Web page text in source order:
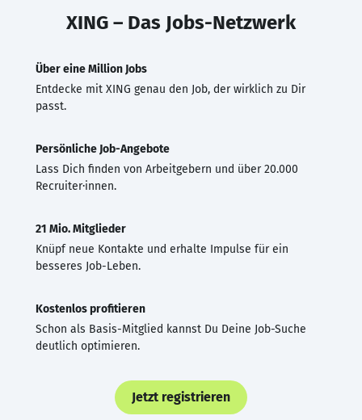
XING – Das Jobs-Netzwerk
Über eine Million Jobs
Entdecke mit XING genau den Job, der wirklich zu Dir
passt.
Persönliche Job-Angebote
Lass Dich finden von Arbeitgebern und über 20.000
Recruiter·innen.
21 Mio. Mitglieder
Knüpf neue Kontakte und erhalte Impulse für ein
besseres Job-Leben.
Kostenlos profitieren
Schon als Basis-Mitglied kannst Du Deine Job-Suche
deutlich optimieren.
Jetzt registrieren